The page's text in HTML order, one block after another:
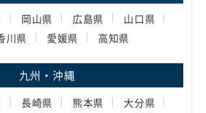
岡山県 広島県
山口県
川県 愛媛県 高知県
九州・沖縄
長崎県 熊本県
大分県